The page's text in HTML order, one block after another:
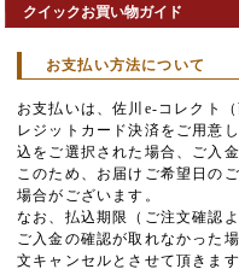
クイックお買い物ガイド
お支払い方法について
お支払いは、佐川e-コレクト
レジットカード決済をご用意
込をご選択された場合、ご入
このため、お届けご希望日の
場合がございます。
なお、払込期限（ご注文確認
ご入金の確認が取れなかった
文キャンセルとさせて頂きます